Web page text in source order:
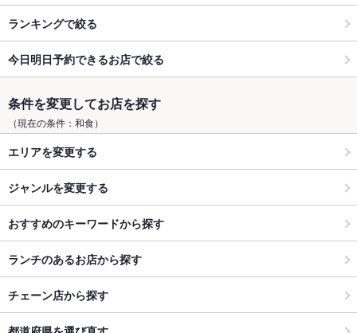
ランキングで絞る
今日明日予約できるお店で絞る
条件を変更してお店を探す
（現在の条件：和食）
エリアを変更する
ジャンルを変更する
おすすめのキーワードから探す
ランチのあるお店から探す
チェーン店から探す